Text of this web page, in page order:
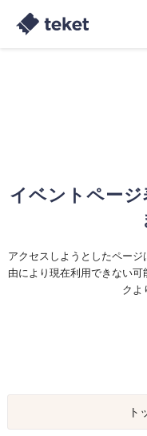
イベントペー
アクセスしようとしたペー
由により現在利用できない
クよ
ト